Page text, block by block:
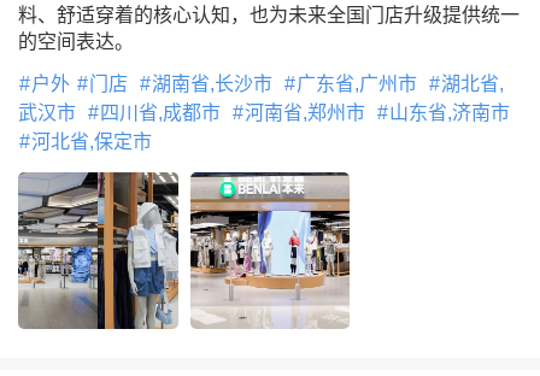
料、舒适穿着的核心认知，也为未来全国门店升级提供统一
的空间表达。
户外 门店 湖南省,长沙市 广东省,广州市
湖北省,
武汉市
四川省,成都市 河南省,郑州市
山东省,济南市
河北省,保定市